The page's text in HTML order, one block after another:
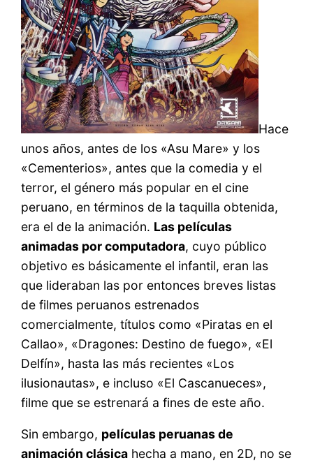
Hace
unos años, antes de los «Asu Mare» y los
«Cementerios», antes que la comedia y el
terror, el género más popular en el cine
peruano, en términos de la taquilla obtenida,
era el de la animación. Las películas
animadas por computadora, cuyo público
objetivo es básicamente el infantil, eran las
que lideraban las por entonces breves listas
de filmes peruanos estrenados
comercialmente, títulos como «Piratas en el
Callao», «Dragones: Destino de fuego», «El
Delfín», hasta las más recientes «Los
ilusionautas», e incluso «El Cascanueces»,
filme que se estrenará a fines de este año.
Sin embargo, películas peruanas de
animación clásica hecha a mano, en 2D, no se